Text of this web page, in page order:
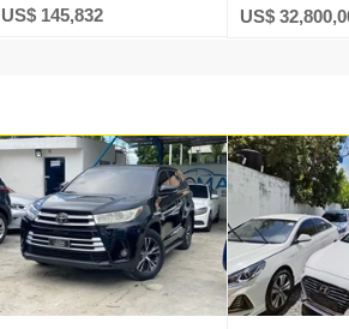
US$ 145,832 US$